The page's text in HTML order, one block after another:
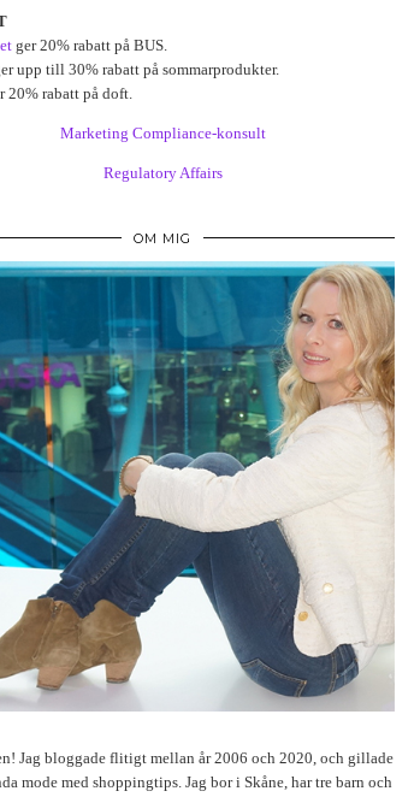
ger 20% rabatt på BUS.
upp till 30% rabatt på sommarprodukter.
20% rabatt på doft.
Marketing Compliance-konsult
Regulatory Affairs
OM MIG
Jag bloggade flitigt mellan år 2006 och 2020, och gillade
mode med shoppingtips. Jag bor i Skåne, har tre barn och